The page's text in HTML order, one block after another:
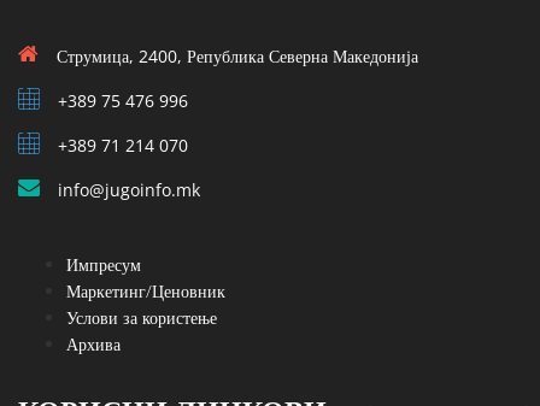
Струмица, 2400, Република Северна Македонија
+389 75 476 996
+389 71 214 070
info@jugoinfo.mk
Импресум
Маркетинг/Ценовник
Услови за користење
Архива